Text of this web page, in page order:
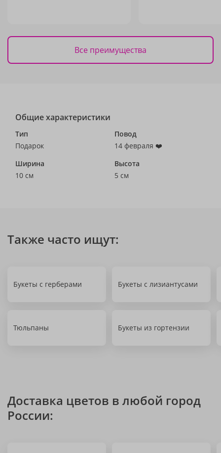
Все преимущества
Общие характеристики
Тип
Подарок
Повод
14 февраля ❤️
Ширина
10 см
Высота
5 см
Также часто ищут:
Букеты с герберами Букеты с лизиантусами
Тюльпаны Букеты из гортензии
Доставка цветов в любой город
России: